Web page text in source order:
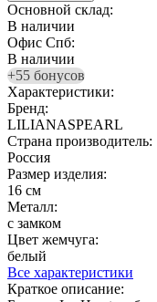
Основной склад:
В наличии
Офис Спб:
В наличии
+55 бонусов
Характеристики:
Бренд:
LILIANASPEARL
Страна производитель:
Россия
Размер изделия:
16 см
Металл:
с замком
Цвет жемчуга:
белый
Все характеристики
Краткое описание: